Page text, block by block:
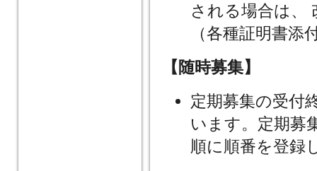
される場合は、
（各種証明書
【随時募集】
定期募集の受付
います。定期募
順に順番を登録